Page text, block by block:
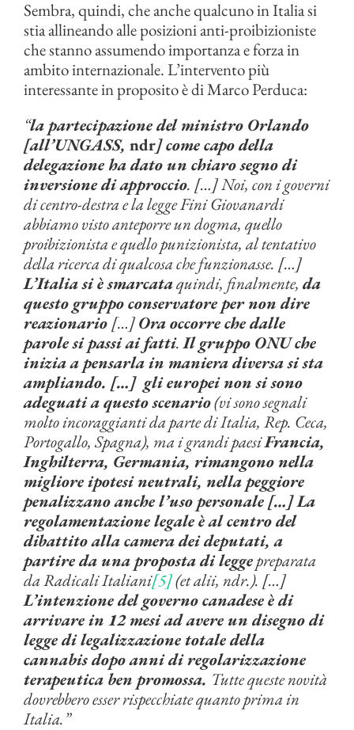
Sembra, quindi, che anche qualcuno in Italia si
stia allineando alle posizioni anti-proibizioniste
che stanno assumendo importanza e forza in
ambito internazionale. L’intervento più
interessante in proposito è di Marco Perduca:
“la partecipazione del ministro Orlando
[all’UNGASS, ndr] come capo della
delegazione ha dato un chiaro segno di
inversione di approccio. […] Noi, con i governi
di centro-destra e la legge Fini Giovanardi
abbiamo visto anteporre un dogma, quello
proibizionista e quello punizionista, al tentativo
della ricerca di qualcosa che funzionasse. […]
L’Italia si è smarcataquindi, finalmente, da
questo gruppo conservatore per non dire
reazionario […]Ora occorre che dalle
parole si passi ai fatti.Il gruppo ONU che
inizia a pensarla in maniera diversa si sta
ampliando. […] gli europei non si sono
adeguati a questo scenario(vi sono segnali
molto incoraggianti da parte di Italia, Rep. Ceca,
Portogallo, Spagna), ma i grandi paesiFrancia,
Inghilterra, Germania, rimangono nella
migliore ipotesi neutrali, nella peggiore
penalizzano anche l’uso personale […] La
regolamentazione legale è al centro del
dibattito alla camera dei deputati, a
partire da una proposta di leggepreparata
da Radicali Italiani[5](et alii, ndr.). […]
L’intenzione del governo canadese è di
arrivare in 12 mesi ad avere un disegno di
legge di legalizzazione totale della
cannabis dopo anni di regolarizzazione
terapeutica ben promossa. Tutte queste novità
dovrebbero esser rispecchiate quanto prima in
Italia.”